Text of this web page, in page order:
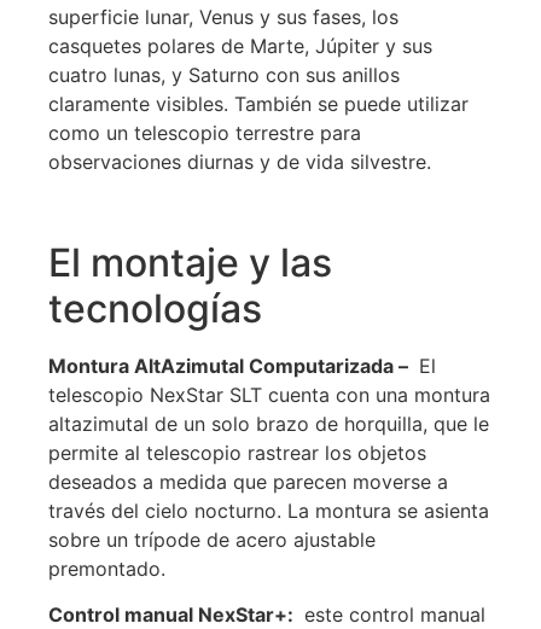
superficie lunar, Venus y sus fases, los
casquetes polares de Marte, Júpiter y sus
cuatro lunas, y Saturno con sus anillos
claramente visibles. También se puede utilizar
como un telescopio terrestre para
observaciones diurnas y de vida silvestre.
El montaje y las
tecnologías
Montura AltAzimutal Computarizada – El
telescopio NexStar SLT cuenta con una montura
altazimutal de un solo brazo de horquilla, que le
permite al telescopio rastrear los objetos
deseados a medida que parecen moverse a
través del cielo nocturno. La montura se asienta
sobre un trípode de acero ajustable
premontado.
Control manual NexStar+: este control manual